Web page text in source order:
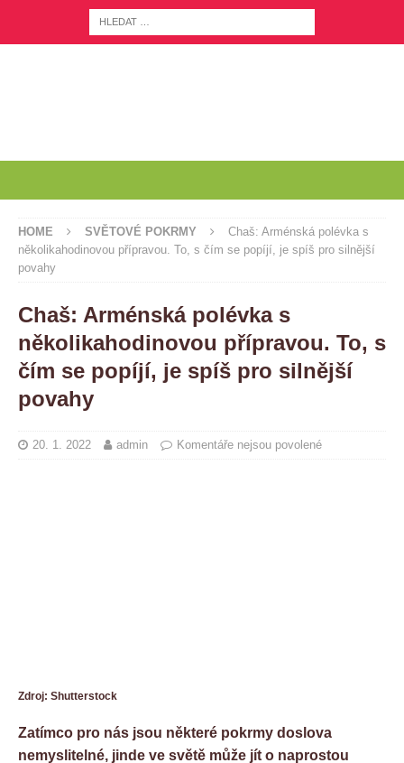
HOME SVĚTOVÉ POKRMY
Chaš: Arménská polévka s
několikahodinovou přípravou. To, s čím se popíjí, je spíš pro silnější
povahy
Chaš: Arménská polévka s
několikahodinovou přípravou. To, s
čím se popíjí, je spíš pro silnější
povahy
20. 1. 2022 admin Komentáře nejsou povolené
Zdroj: Shutterstock
Zatímco pro nás jsou některé pokrmy doslova
nemyslitelné, jinde ve světě může jít o naprostou